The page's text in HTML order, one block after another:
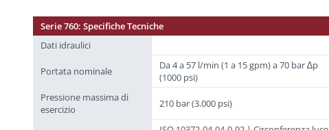
Serie 760: Specifiche Tecniche
Dati idraulici
Portata nominale
Da 4 a 57 l/min (1 a 15 gpm) a 70 bar ∆p
(1000 psi)
Pressione massima di
esercizio
210 bar (3.000 psi)